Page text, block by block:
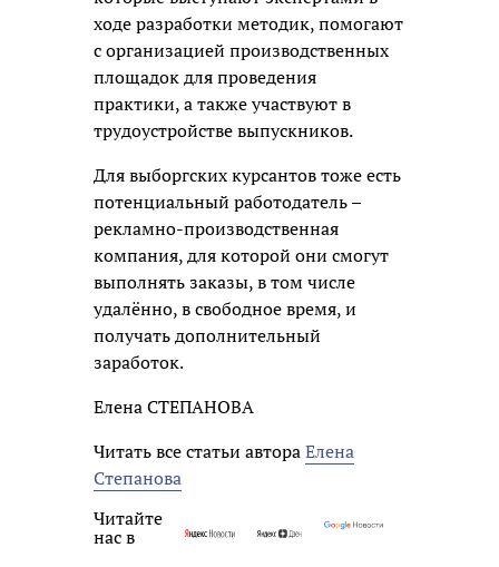
ходе разработки методик, помогают
с организацией производственных
площадок для проведения
практики, а также участвуют в
трудоустройстве выпускников.
Для выборгских курсантов тоже есть
потенциальный работодатель –
рекламно-производственная
компания, для которой они смогут
выполнять заказы, в том числе
удалённо, в свободное время, и
получать дополнительный
заработок.
Елена СТЕПАНОВА
Читать все статьи автораЕлена
Степанова
Читайте
нас в